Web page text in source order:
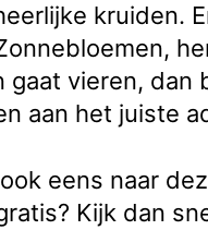
kruiden.
gaat vieren, dan
aan het juiste
eens naar
Kijk dan